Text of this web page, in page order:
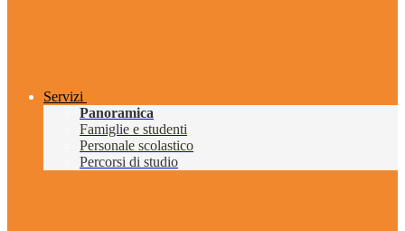
Servizi
Panoramica
Famiglie e studenti
Personale scolastico
Percorsi di studio